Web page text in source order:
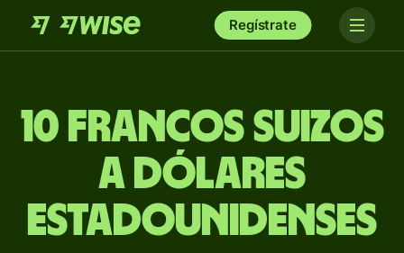
Regístrate
10 francos suizos
a dólares
estadounidenses